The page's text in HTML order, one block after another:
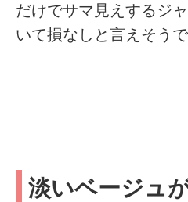
だけでサマ見えするジ
いて損なしと言えそうで
淡いベージュ